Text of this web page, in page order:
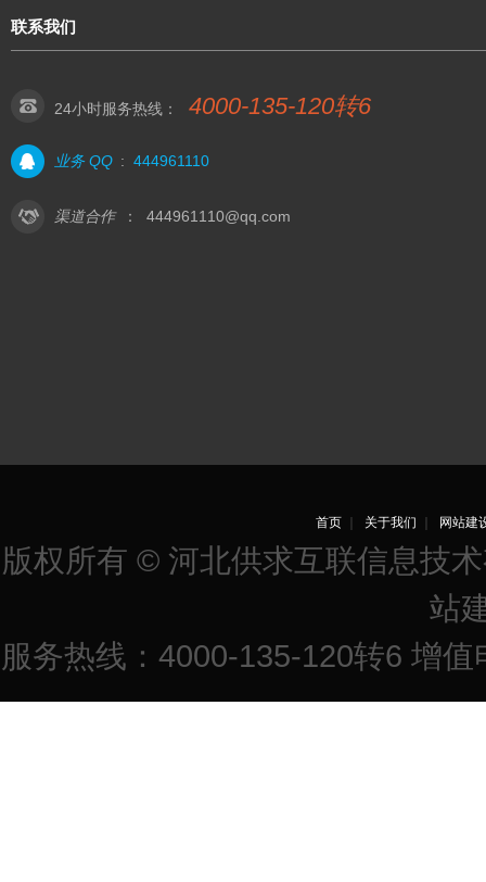
联系我们
24小时服务热线： 4000-135-120转6
业务 QQ : 444961110
渠道合作 ： 444961110@qq.com
首页｜ 关于我们 网站建
版权所有 © 河北供求互联信息技
站
服务热线：4000-135-120转6 增